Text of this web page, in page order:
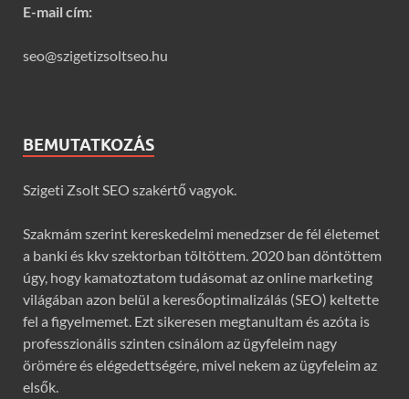
E-mail cím:
seo@szigetizsoltseo.hu
BEMUTATKOZÁS
Szigeti Zsolt SEO szakértő vagyok.
Szakmám szerint kereskedelmi menedzser de fél életemet
a banki és kkv szektorban töltöttem. 2020 ban döntöttem
úgy, hogy kamatoztatom tudásomat az online marketing
világában azon belül a keresőoptimalizálás (SEO) keltette
fel a figyelmemet. Ezt sikeresen megtanultam és azóta is
professzionális szinten csinálom az ügyfeleim nagy
örömére és elégedettségére, mivel nekem az ügyfeleim az
elsők.